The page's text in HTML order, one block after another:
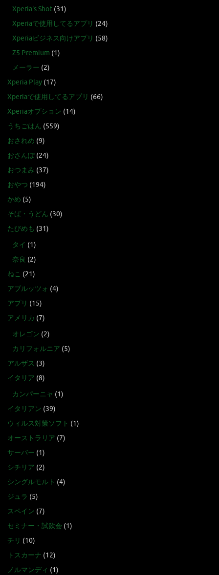
Xperia's Shot (31)
Xperiaで使用してるアプリ (24)
Xperiaビジネス向けアプリ (58)
Z5 Premium (1)
メーラー (2)
Xperia Play (17)
Xperiaで使用してるアプリ (66)
Xperiaオプション (14)
うちごはん (559)
おされめ (9)
おさんぽ(24)
おつまみ (37)
おやつ (194)
かめ (5)
そば・うどん (30)
たびめも (31)
タイ (1)
奈良 (2)
ねこ (21)
アブルッツォ (4)
アプリ (15)
アメリカ (7)
オレゴン (2)
カリフォルニア (5)
アルザス (3)
イタリア (8)
カンパーニャ (1)
イタリアン (39)
ウィルス対策ソフト (1)
オーストラリア (7)
サーバー (1)
シチリア (2)
シングルモルト (4)
ジュラ (5)
スペイン (7)
セミナー・試飲会 (1)
チリ (10)
トスカーナ (12)
ノルマンディ (1)